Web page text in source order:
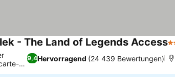
- The Land of Legends Access5
9,4Hervorragend (24 439 Bewertungen)